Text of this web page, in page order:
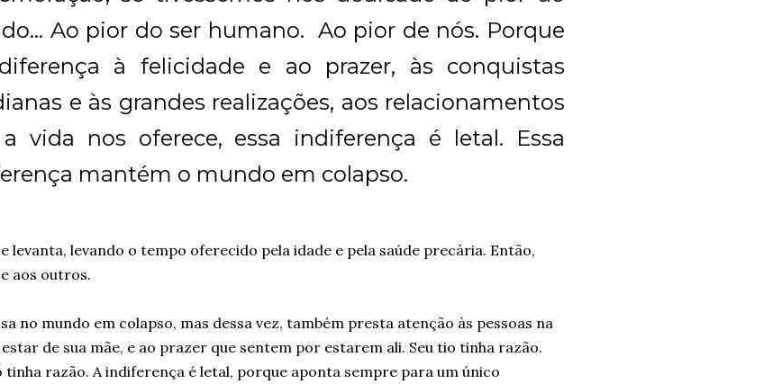
Ao pior do ser humano. Ao pior de nós. Porque
à felicidade e ao prazer, às conquistas
e às grandes realizações, aos relacionamentos
vida nos oferece, essa indiferença é letal. Essa
mantém o mundo em colapso.
levanta, levando o tempo oferecido pela idade e pela saúde precária. Então,
aos outros.
no mundo em colapso, mas dessa vez, também presta atenção às pessoas na
estar de sua mãe, e ao prazer que sentem por estarem ali. Seu tio tinha razão.
tinha razão. A indiferença é letal, porque aponta sempre para um único